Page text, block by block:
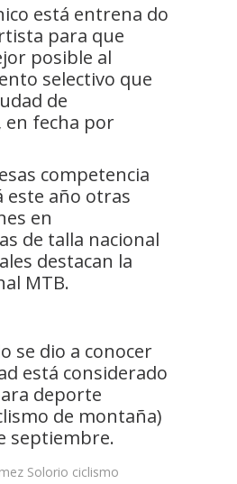
está entrena do
para que
posible al
selectivo que
de
en fecha por
competencia
este año otras
en
de talla nacional
destacan la
MTB.
se dio a conocer
está considerado
deporte
de montaña)
septiembre.